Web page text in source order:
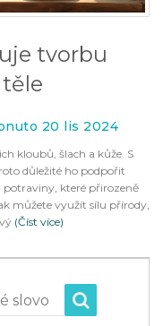
tvorbu
20 lis 2024
kloubů, šlach a kůže. S
důležité ho podpořit
potraviny, které přirozeně
můžete využít sílu přírody,
(Číst více)
slovo